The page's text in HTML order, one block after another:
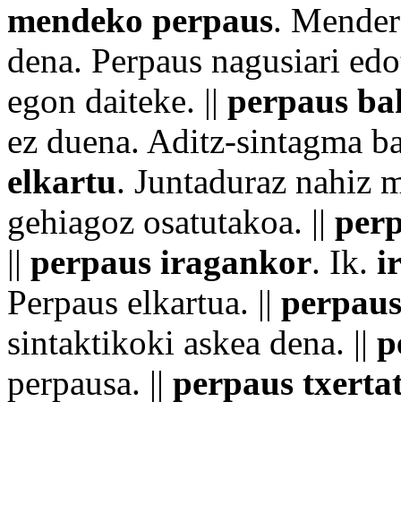
mendeko perpaus.
dena. Perpaus nagusiari
egon daiteke. || perpaus
ez duena. Aditz-sintagma
elkartu. Juntaduraz nahiz
gehiagoz osatutakoa. ||
|| perpaus iragankor. Ik.
Perpaus elkartua. ||
sintaktikoki askea dena. ||
perpausa. || perpaus